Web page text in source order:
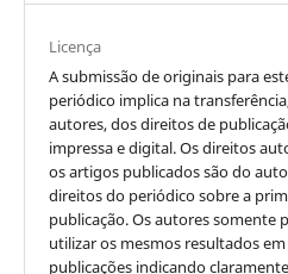
Licença
A submissão de originais para
periódico implica na
autores, dos direitos de
impressa e digital. Os direitos
os artigos publicados são do
direitos do periódico sobre a
publicação. Os autores somente
utilizar os mesmos resultados
publicações indicando